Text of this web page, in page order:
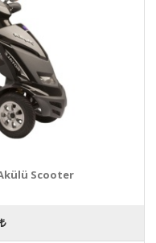
Scooter